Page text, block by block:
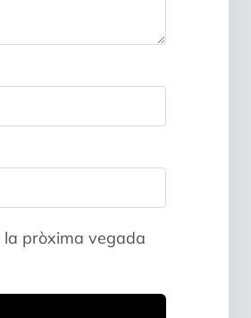
la pròxima vegada